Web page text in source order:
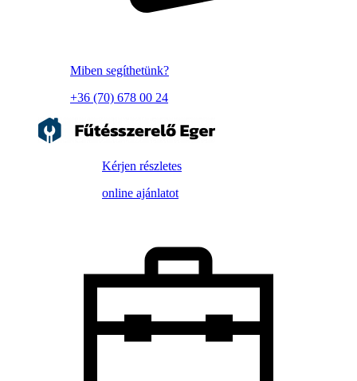
Miben segíthetünk?
+36 (70) 678 00 24
Kérjen részletes
online ajánlatot